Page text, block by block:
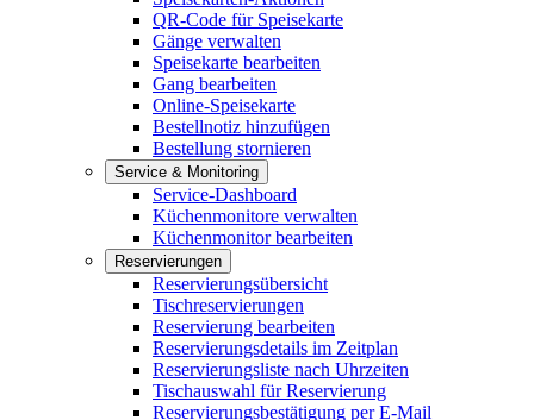
QR-Code für Speisekarte
Gänge verwalten
Speisekarte bearbeiten
Gang bearbeiten
Online-Speisekarte
Bestellnotiz hinzufügen
Bestellung stornieren
Service & Monitoring
Service-Dashboard
Küchenmonitore verwalten
Küchenmonitor bearbeiten
Reservierungen
Reservierungsübersicht
Tischreservierungen
Reservierung bearbeiten
Reservierungsdetails im Zeitplan
Reservierungsliste nach Uhrzeiten
Tischauswahl für Reservierung
Reservierungsbestätigung per E-Mail